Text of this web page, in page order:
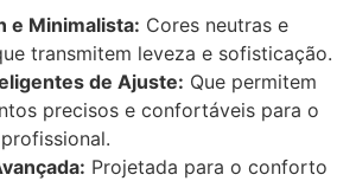
e Minimalista: Cores neutras e
transmitem leveza e sofisticação.
de Ajuste: Que permitem
precisos e confortáveis para o
Projetada para o conforto